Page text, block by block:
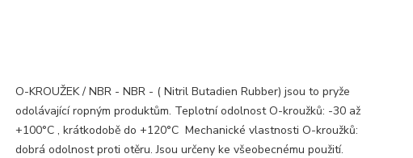
O-KROUŽEK / NBR - NBR - ( Nitril Butadien Rubber) jsou to pryže
odolávající ropným produktům. Teplotní odolnost O-kroužků: -30 až
+100°C , krátkodobě do +120°C Mechanické vlastnosti O-kroužků:
dobrá odolnost proti otěru. Jsou určeny ke všeobecnému použití.